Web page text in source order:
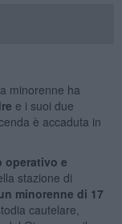
minorenne ha
e i suoi due
è accaduta in
operativo e
stazione di
minorenne di 17
cautelare,